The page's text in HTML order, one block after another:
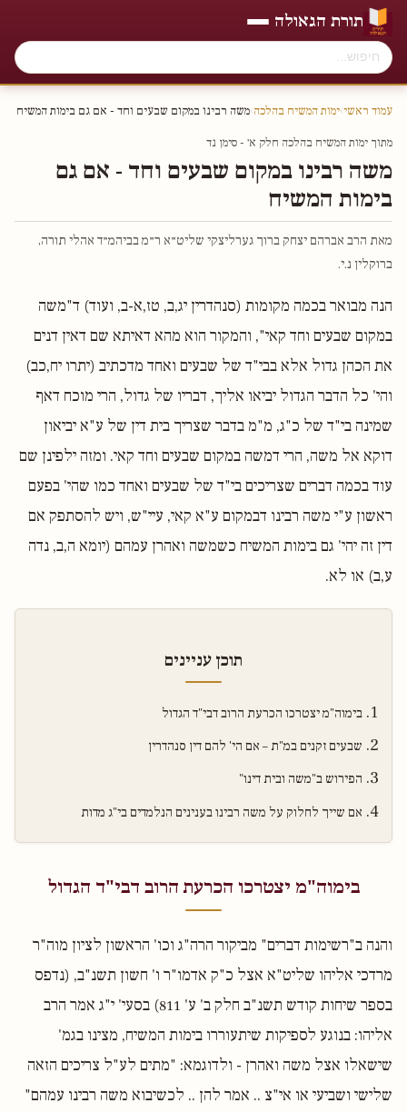
תורת הגאולה
עמוד ראשי›ימות המשיח בהלכה›משה רבינו במקום שבעים וחד - אם גם בימות המשיח
מתוך ימות המשיח בהלכה חלק א׳ - סימן נד
משה רבינו במקום שבעים וחד - אם גם
בימות המשיח
מאת הרב אברהם יצחק ברוך גערליצקי שליט״א ר״מ בביהמ״ד אהלי תורה,
ברוקלין נ.י.
הנה מבואר בכמה מקומות (סנהדרין יג,ב, טז,א-ב, ועוד) ד"משה
במקום שבעים וחד קאי", והמקור הוא מהא דאיתא שם דאין דנים
את הכהן גדול אלא בבי"ד של שבעים ואחד מדכתיב (יתרו יח,כב)
והי' כל הדבר הגדול יביאו אליך, דבריו של גדול, הרי מוכח דאף
שמינה בי"ד של כ"ג, מ"מ בדבר שצריך בית דין של ע"א יביאון
דוקא אל משה, הרי דמשה במקום שבעים וחד קאי. ומזה ילפינן שם
עוד בכמה דברים שצריכים בי"ד של שבעים ואחד כמו שהי' בפעם
ראשון ע"י משה רבינו דבמקום ע"א קאי, עיי"ש, ויש להסתפק אם
דין זה יהי' גם בימות המשיח כשמשה ואהרן עמהם (יומא ה,ב, נדה
ע,ב) או לא.
תוכן עניינים
בימוה"מ יצטרכו הכרעת הרוב דבי"ד הגדול
שבעים זקנים במ"ת – אם הי' להם דין סנהדרין
הפירוש ב"משה ובית דינו"
אם שייך לחלוק על משה רבינו בענינים הנלמדים בי"ג מדות
בימוה"מ יצטרכו הכרעת הרוב דבי"ד הגדול
והנה ב"רשימות דברים" מביקור הרה"ג וכו' הראשון לציון מוה"ר
מרדכי אליהו שליט"א אצל כ"ק אדמו"ר ו' חשון תשנ"ב, (נדפס
בספר שיחות קודש תשנ"ב חלק ב' ע' 811) בסעי' י"ג אמר הרב
אליהו: בנוגע לספיקות שיתעוררו בימות המשיח, מצינו בגמ'
שישאלו אצל משה ואהרן - ולדוגמא: "מתים לע"ל צריכים הזאה
שלישי ושביעי או אי"צ .. אמר להן .. לכשיבוא משה רבינו עמהם"